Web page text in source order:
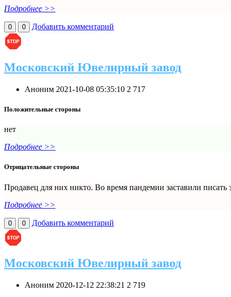
Подробнее >>
0 0 Добавить комментарий
Московский Ювелирный завод
Аноним 2021-10-08 05:35:10 2 717
Положительные стороны
нет
Подробнее >>
Отрицательные стороны
Продавец для них никто. Во время пандемии заставили писать
Подробнее >>
0 0 Добавить комментарий
Московский Ювелирный завод
Аноним 2020-12-12 22:38:21 2 719